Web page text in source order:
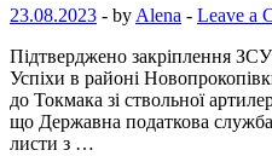
23.08.2023 - by Alena - Leave a
Підтверджено закріплення
Успіхи в районі
до Токмака зі ствольної
що Державна податкова служба
листи з …